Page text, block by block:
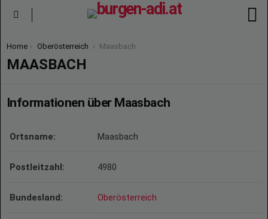
You are here:
Home Oberösterreich Maasbach
MAASBACH
Informationen über Maasbach
Ortsname: Maasbach
Postleitzahl: 4980
Bundesland: Oberösterreich